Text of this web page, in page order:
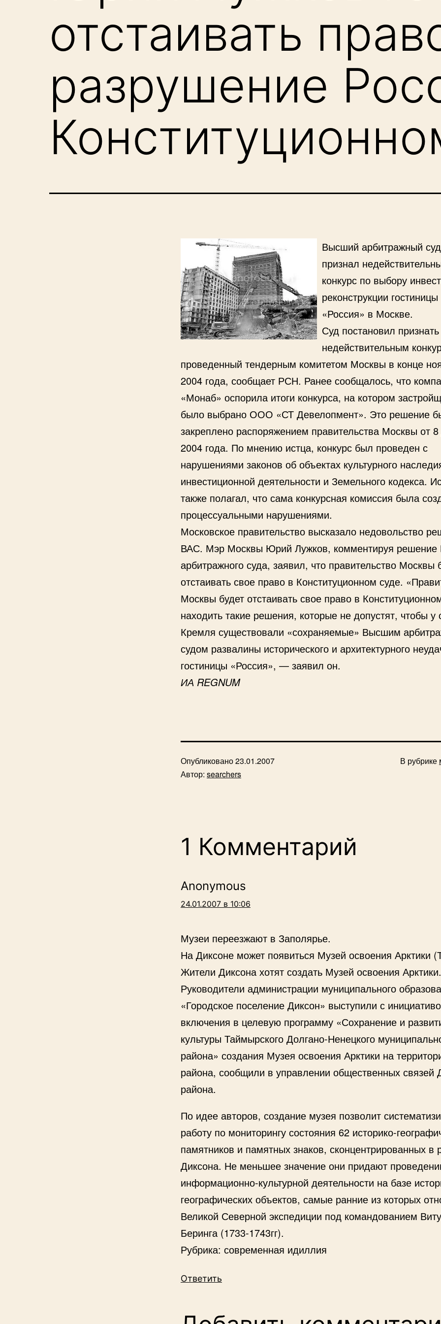
отстаивать
разрушение
Высший арбитражный
признал
конкурс по выбору
реконструкции гостиницы
«Россия» в Москве.
Суд постановил признать
недействительным
проведенный тендерным комитетом Москвы в конце
2004 года, сообщает РСН. Ранее сообщалось, что
«Монаб» оспорила итоги конкурса, на котором
было выбрано ООО «СТ Девелопмент». Это решение
закреплено распоряжением правительства Москвы от
2004 года. По мнению истца, конкурс был проведен с
нарушениями законов об объектах культурного
инвестиционной деятельности и Земельного кодекса.
также полагал, что сама конкурсная комиссия была
процессуальными нарушениями.
Московское правительство высказало недовольство
ВАС. Мэр Москвы Юрий Лужков, комментируя решение
арбитражного суда, заявил, что правительство Москвы
отстаивать свое право в Конституционном суде.
Москвы будет отстаивать свое право в
находить такие решения, которые не допустят, чтобы у
Кремля существовали «сохраняемые» Высшим
судом развалины исторического и архитектурного
гостиницы «Россия», — заявил он.
ИА REGNUM
Опубликовано23.01.2007
Автор: searchers
В рубрике
1 Комментарий
Anonymous
24.01.2007 в 10:06
Музеи переезжают в Заполярье.
На Диксоне может появиться Музей освоения Арктики
Жители Диксона хотят создать Музей освоения Арктики.
Руководители администрации муниципального
«Городское поселение Диксон» выступили с
включения в целевую программу «Сохранение и
культуры Таймырского Долгано-Ненецкого
района» создания Музея освоения Арктики на
района, сообщили в управлении общественных связей
района.
По идее авторов, создание музея позволит
работу по мониторингу состояния 62 историко-
памятников и памятных знаков, сконцентрированных в
Диксона. Не меньшее значение они придают
информационно-культурной деятельности на базе
географических объектов, самые ранние из которых
Великой Северной экспедиции под командованием
Беринга (1733-1743гг).
Рубрика: современная идиллия
Ответить